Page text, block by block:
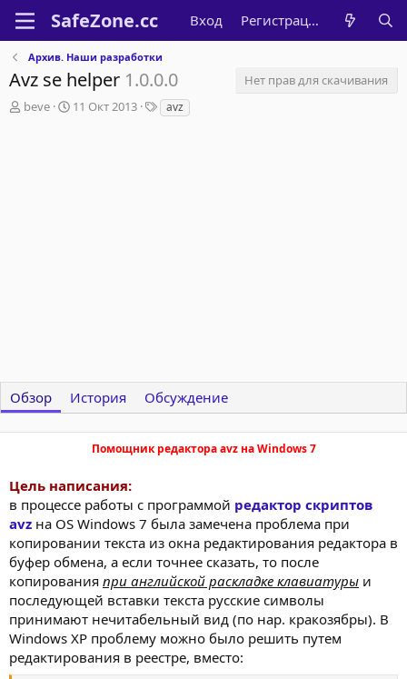
Вход Регистрация
Архив. Наши разработки
Avz se helper 1.0.0.0
Нет прав для скачивания
А
beve
Д11 Окт 2013
Т avz
Обзор История Обсуждение
Помощник редактора avz на Windows 7
Цель написания:
в процессе работы с программой редактор скриптов
avz на OS Windows 7 была замечена проблема при
копировании текста из окна редактирования редактора в
буфер обмена, а если точнее сказать, то после
копирования при английской раскладке клавиатуры и
последующей вставки текста русские символы
принимают нечитабельный вид (по нар. кракозябры). В
Windows XP проблему можно было решить путем
редактирования в реестре, вместо: